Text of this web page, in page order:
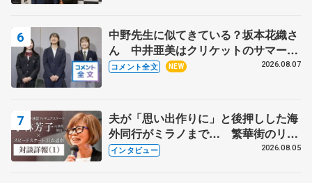
中野先生に似てきている？坂本花織さ
ん 中井亜美はクリケットのサマーキ
ャンプに 島田麻央はたくさん試合に
コメント全文 NEW 2026.08.07
夫が「思い出作りに」と後押しした海
外同行がミラノまで… 繁華街のリン
クでは不良のお兄さんも味方に 小林
インタビュー 2026.08.05